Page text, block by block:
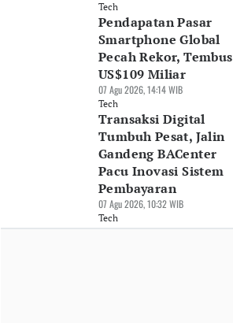
Tech
Pendapatan Pasar
Smartphone Global
Pecah Rekor, Tembus
US$109 Miliar
07 Agu 2026, 14:14 WIB
Tech
Transaksi Digital
Tumbuh Pesat, Jalin
Gandeng BACenter
Pacu Inovasi Sistem
Pembayaran
07 Agu 2026, 10:32 WIB
Tech